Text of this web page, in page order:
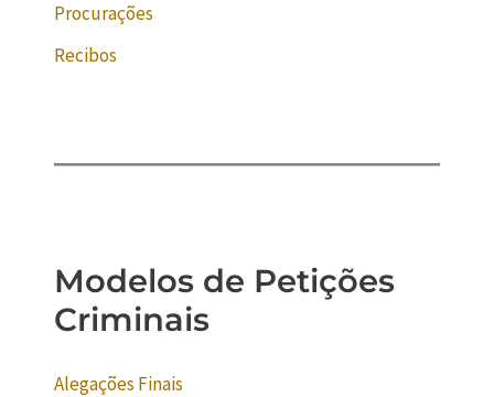
Procurações
Recibos
Modelos de Petições
Criminais
Alegações Finais